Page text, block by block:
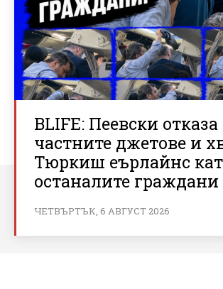
BLIFE: Пеевски отказа
частните джетове и
Тюркиш еърлайнс
останалите граждани
ЧЕТВЪРТЪК, 6 АВГУСТ 2026